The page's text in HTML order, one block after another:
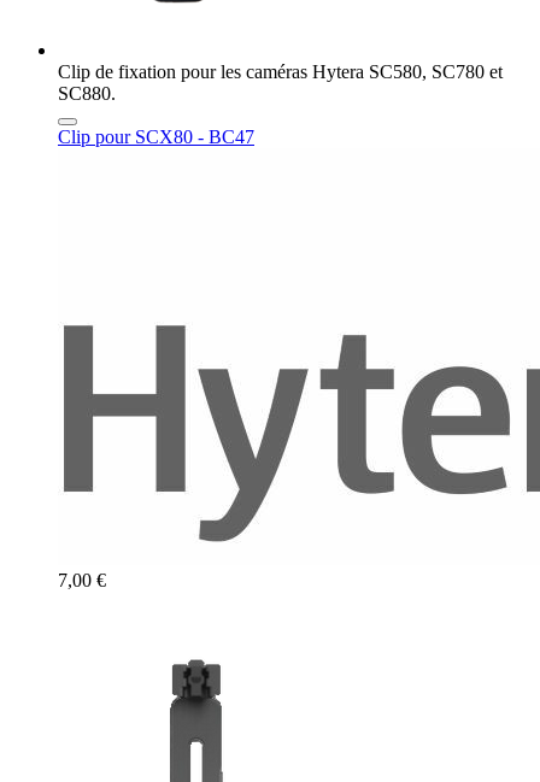
Clip de fixation pour les caméras Hytera SC580, SC780 et
SC880.
Clip pour SCX80 - BC47
7,00 €